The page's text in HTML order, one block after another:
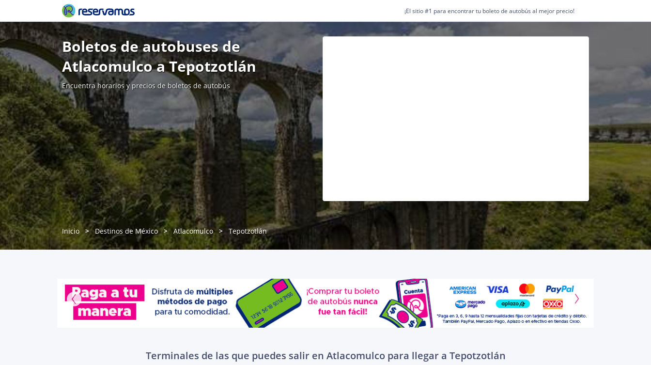
¡El sitio #1 para encontrar tu boleto de autobús al mejor precio!
Boletos de autobuses de
Atlacomulco a Tepotzotlán
Encuentra horarios y precios de boletos de autobús
Inicio Destinos de México Atlacomulco Tepotzotlán
Terminales de las que puedes salir en Atlacomulco para llegar a Tepotzotlán